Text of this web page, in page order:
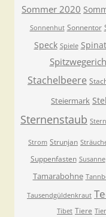
Sommer 2020
Sonnenhut Sonnentor
Speck Spiele Spinat
Spitzwegerich
Stachelbeere
Steiermark
Sternenstaub
Strom Strunjan
Suppenfasten Susanne
Tamarabohne
Tausendgüldenkraut
Tibet Tiere